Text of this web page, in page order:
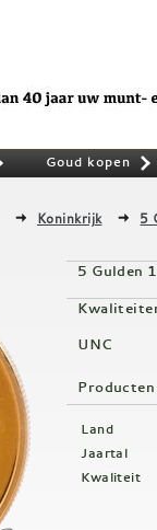
Goud kopen
Koninkrijk 5
5 Gulden
UNC
Land
Jaartal
Kwaliteit